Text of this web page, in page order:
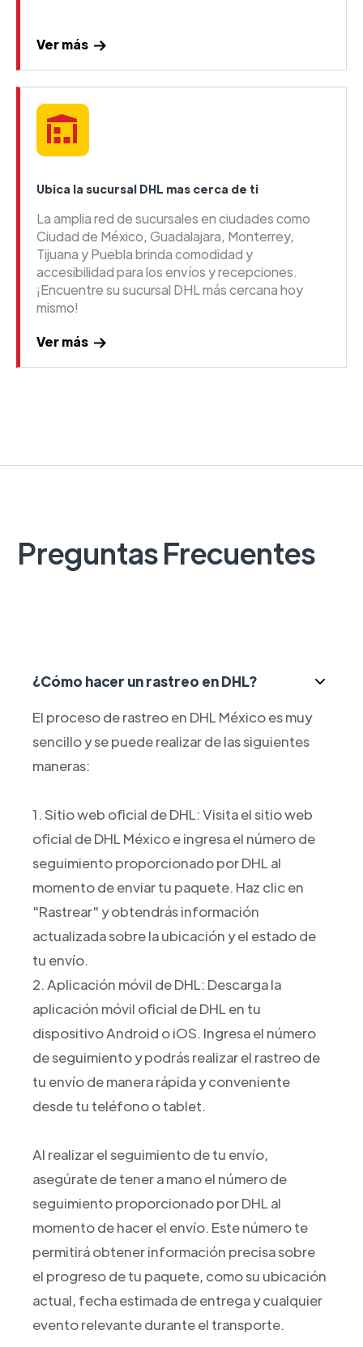
Ver más
Ubica la sucursal DHL mas cerca de ti
La amplia red de sucursales en ciudades como
Ciudad de México, Guadalajara, Monterrey,
Tijuana y Puebla brinda comodidad y
accesibilidad para los envíos y recepciones.
¡Encuentre su sucursal DHL más cercana hoy
mismo!
Ver más
Preguntas Frecuentes
¿Cómo hacer un rastreo en DHL?
El proceso de rastreo en DHL México es muy
sencillo y se puede realizar de las siguientes
maneras:
1. Sitio web oficial de DHL: Visita el sitio web
oficial de DHL México e ingresa el número de
seguimiento proporcionado por DHL al
momento de enviar tu paquete. Haz clic en
"Rastrear" y obtendrás información
actualizada sobre la ubicación y el estado de
tu envío.
2. Aplicación móvil de DHL: Descarga la
aplicación móvil oficial de DHL en tu
dispositivo Android o iOS. Ingresa el número
de seguimiento y podrás realizar el rastreo de
tu envío de manera rápida y conveniente
desde tu teléfono o tablet.
Al realizar el seguimiento de tu envío,
asegúrate de tener a mano el número de
seguimiento proporcionado por DHL al
momento de hacer el envío. Este número te
permitirá obtener información precisa sobre
el progreso de tu paquete, como su ubicación
actual, fecha estimada de entrega y cualquier
evento relevante durante el transporte.